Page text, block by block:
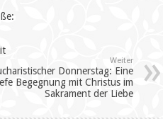
Weiter
Donnerstag: Eine
Begegnung mit Christus im
Sakrament der Liebe